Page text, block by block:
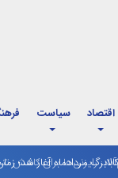
اقتصاد سیاست
مردادماه آغاز شد؛